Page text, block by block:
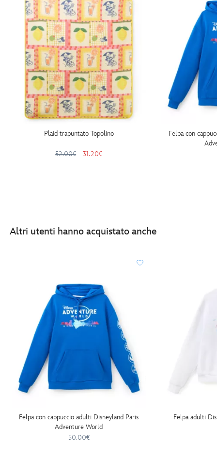
Plaid trapuntato Topolino
52.00€ 31.20€
Felpa con
Altri utenti hanno acquistato anche
Felpa con cappuccio adulti Disneyland Paris
Adventure World
50.00€
Felpa adulti